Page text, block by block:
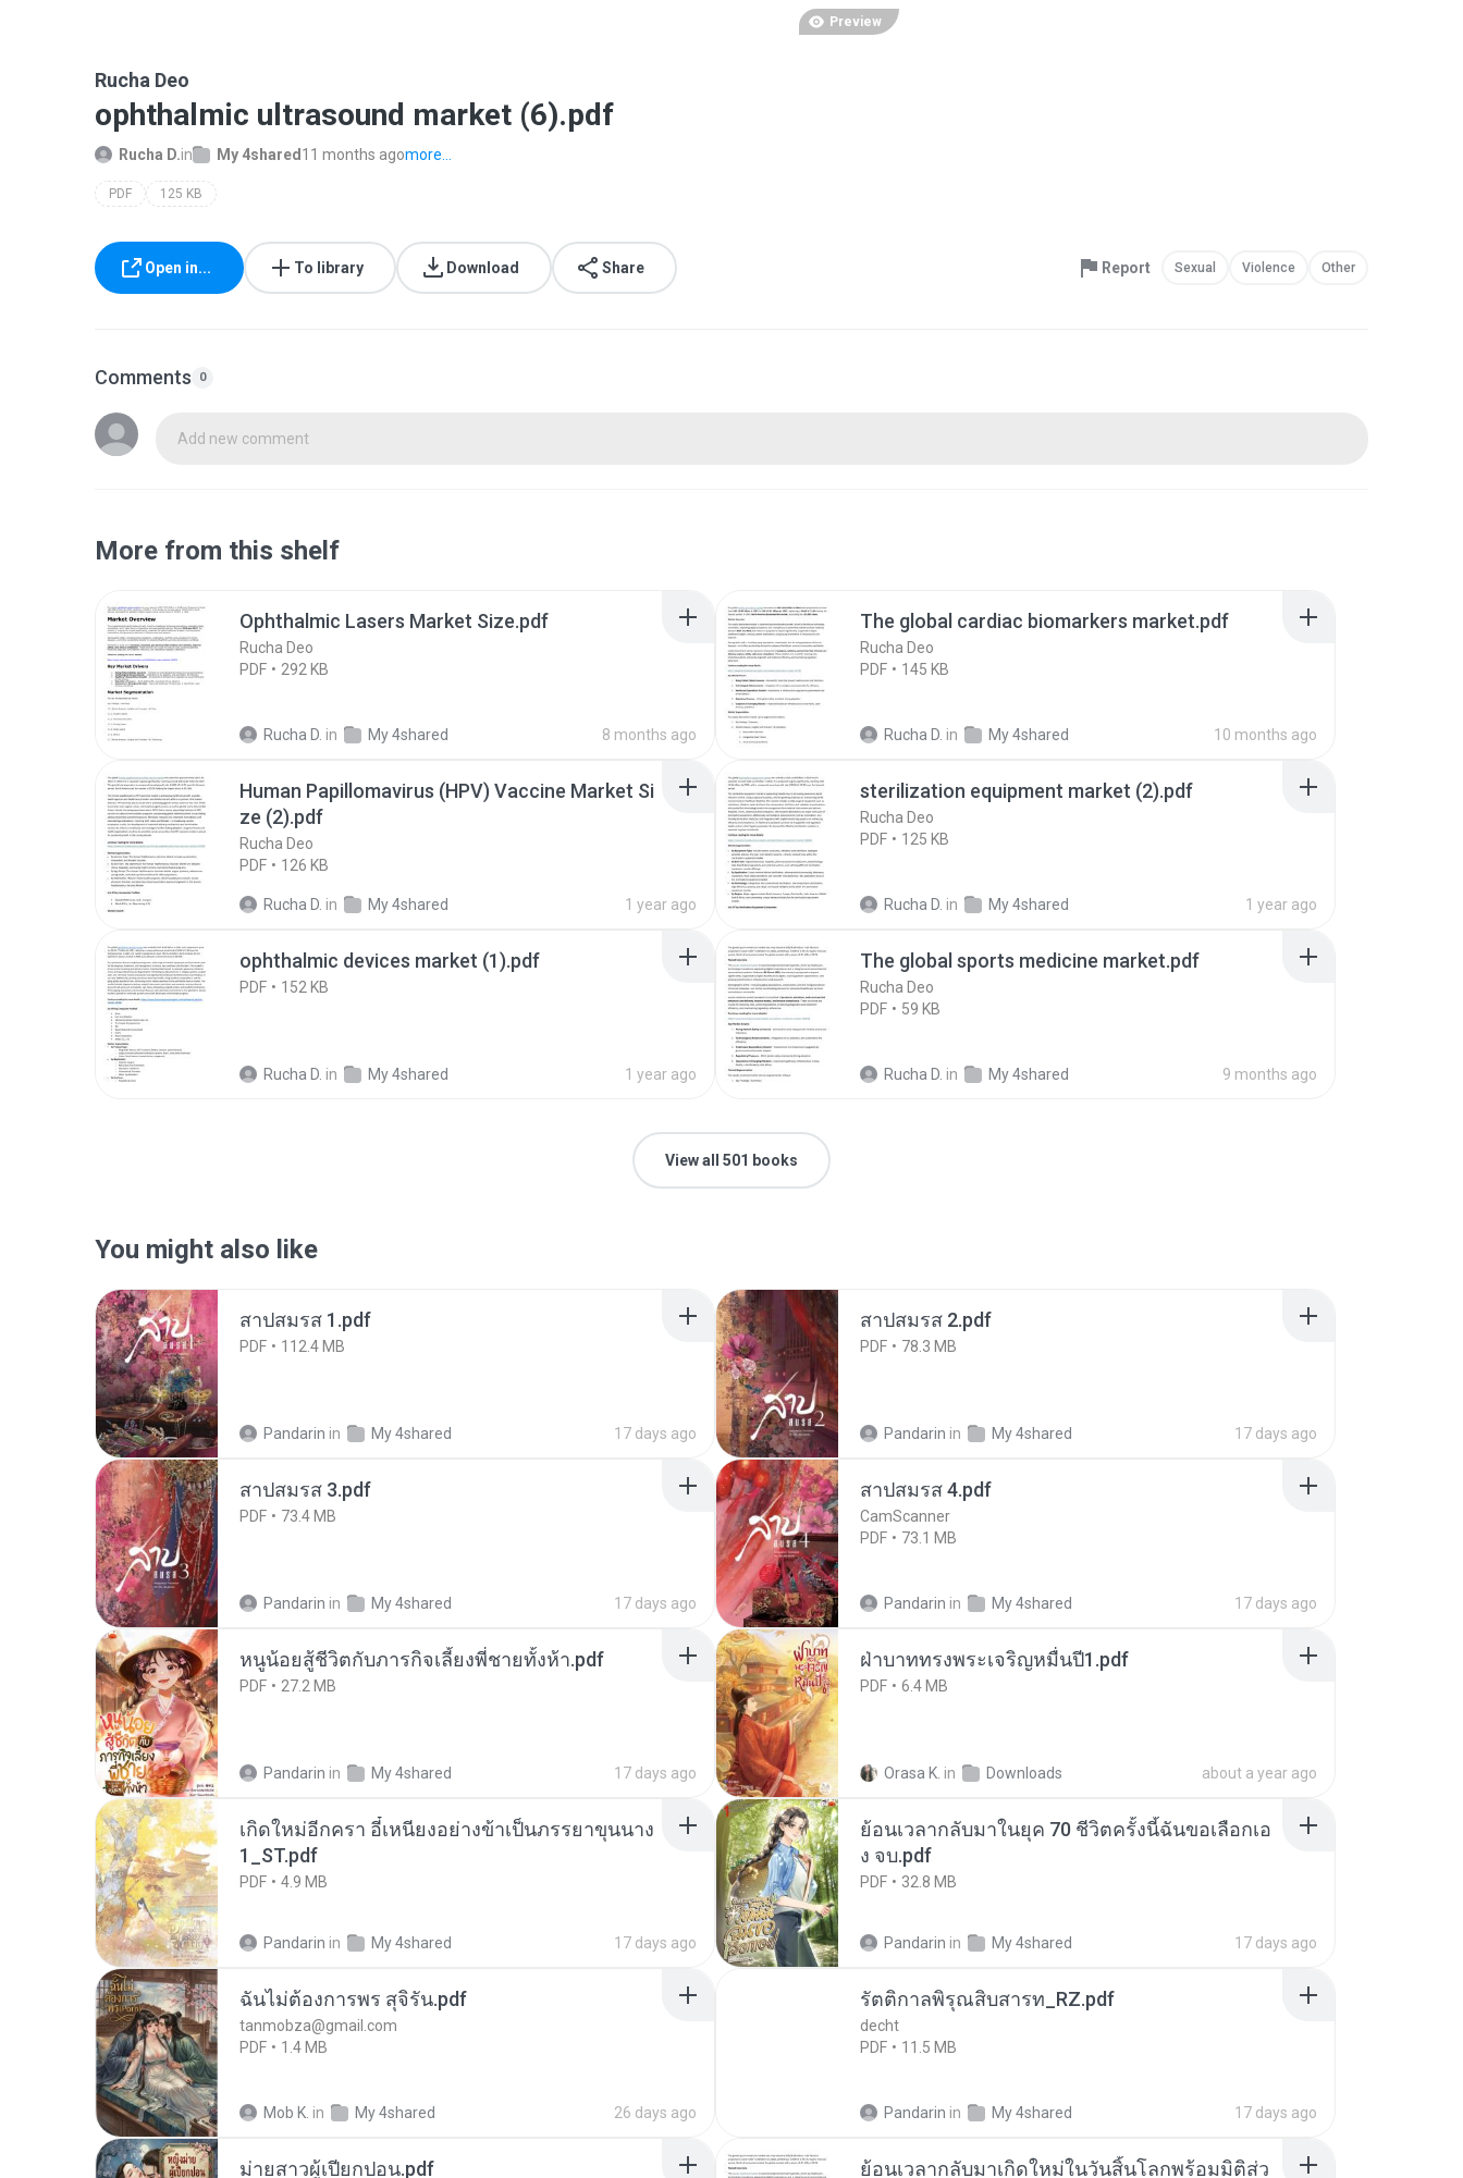
Preview
Rucha Deo
ophthalmic ultrasound market (6).pdf
Rucha D.in My 4shared 11 months agomore...
PDF 125 KB
Open in... To library Download Share Report Sexual Violence Other
Comments 0
Add new comment
More from this shelf
Ophthalmic Lasers Market Size.pdf
Rucha Deo
PDF
292 KB
Rucha D. in My 4shared 8 months ago
The global cardiac biomarkers market.pdf
Rucha Deo
PDF
145 KB
Rucha D. in My 4shared 10 months ago
Human Papillomavirus (HPV) Vaccine Market Si
ze (2).pdf
Rucha Deo
PDF
126 KB
Rucha D. in My 4shared 1 year ago
sterilization equipment market (2).pdf
Rucha Deo
PDF
125 KB
Rucha D. in My 4shared 1 year ago
ophthalmic devices market (1).pdf
PDF 152 KB
Rucha D. in My 4shared 1 year ago
The global sports medicine market.pdf
Rucha Deo
PDF
59 KB
Rucha D. in My 4shared 9 months ago
View all 501 books
You might also like
สาปสมรส 1.pdf
PDF 112.4 MB
Pandarin in My 4shared 17 days ago
สาปสมรส 2.pdf
PDF 78.3 MB
Pandarin in My 4shared 17 days ago
สาปสมรส 3.pdf
PDF 73.4 MB
Pandarin in My 4shared 17 days ago
สาปสมรส 4.pdf
CamScanner
PDF
73.1 MB
Pandarin in My 4shared 17 days ago
หนูน้อยสู้ชีวิตกับภารกิจเลี้ยงพี่ชายทั้งห้า.pdf
PDF 27.2 MB
Pandarin in My 4shared 17 days ago
ฝ่าบาททรงพระเจริญหมื่นปี1.pdf
PDF 6.4 MB
Orasa K. in Downloads about a year ago
เกิดใหม่อีกครา อี๋เหนียงอย่างข้าเป็นภรรยาขุนนาง
1_ST.pdf
PDF 4.9 MB
Pandarin in My 4shared 17 days ago
ย้อนเวลากลับมาในยุค 70 ชีวิตครั้งนี้ฉันขอเลือกเอ
ง จบ.pdf
PDF 32.8 MB
Pandarin in My 4shared 17 days ago
ฉันไม่ต้องการพร สุจิรัน.pdf
tanmobza@gmail.com
PDF
1.4 MB
Mob K. in My 4shared 26 days ago
รัตติกาลพิรุณสิบสารท_RZ.pdf
decht
PDF
11.5 MB
Pandarin in My 4shared 17 days ago
ม่ายสาวผู้เปียกปอน.pdf
ย้อนเวลากลับมาเกิดใหม่ในวันสิ้นโลกพร้อมมิติส่ว